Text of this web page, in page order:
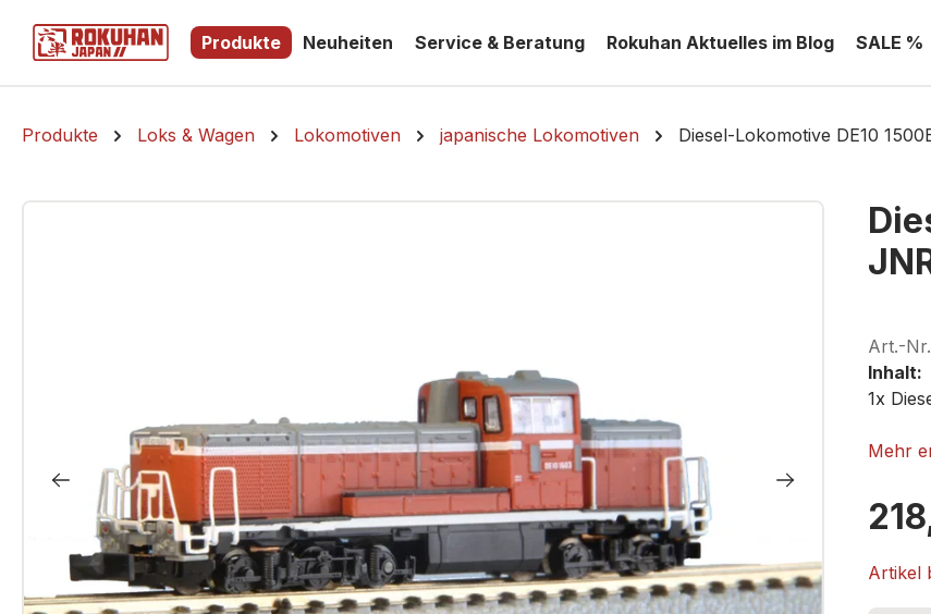
Zur Hauptnavigation springen
Produkte Neuheiten Service & Beratung Rokuhan Aktuelles im Blog SALE %
Produkte Loks & Wagen Lokomotiven japanische Lokomotiven Diesel-Lokomotive DE10
Bildergalerie überspringen
Art.-Nr.
Inhalt:
1x
Mehr
Artikel